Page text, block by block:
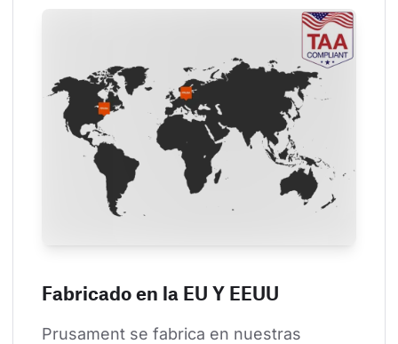
Fabricado en la EU Y EEUU
Prusament se fabrica en nuestras